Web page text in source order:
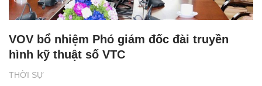
THỜI SỰ
VOV bổ nhiệm Phó giám đốc đài truyền
hình kỹ thuật số VTC